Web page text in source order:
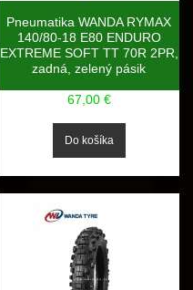
Pneumatika WANDA RYMAX
140/80-18 E80 ENDURO
EXTREME SOFT TT 70R 2PR,
zadná, zelený pásik
67,00 €